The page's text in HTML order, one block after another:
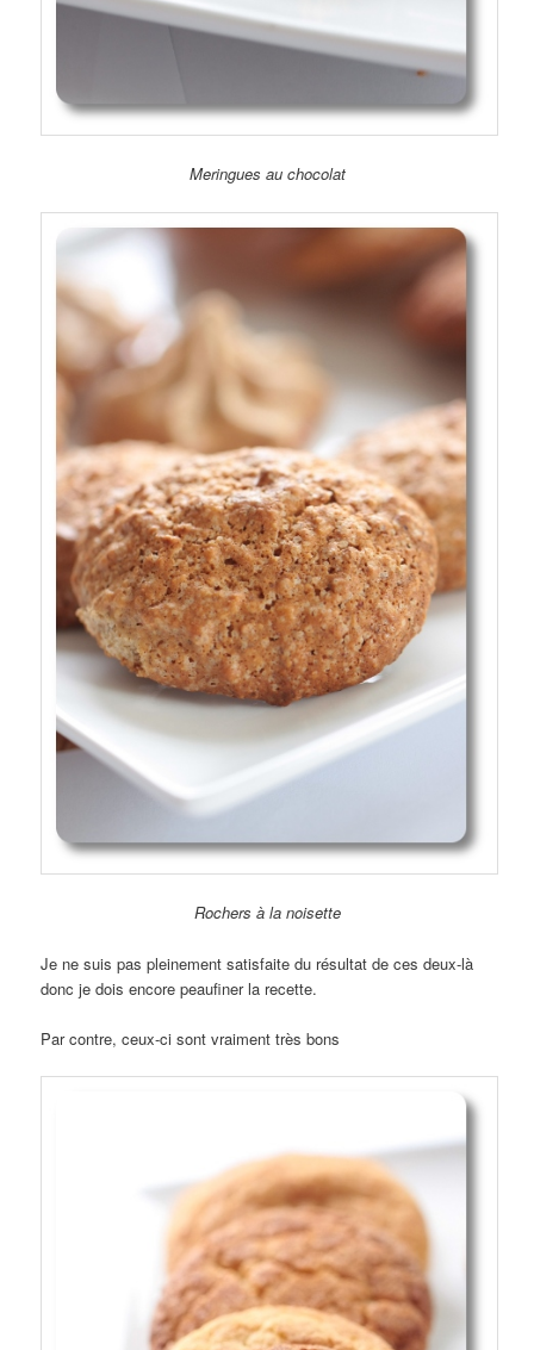
Meringues au chocolat
Rochers à la noisette
Je ne suis pas pleinement satisfaite du résultat de ces deux-là
donc je dois encore peaufiner la recette.
Par contre, ceux-ci sont vraiment très bons